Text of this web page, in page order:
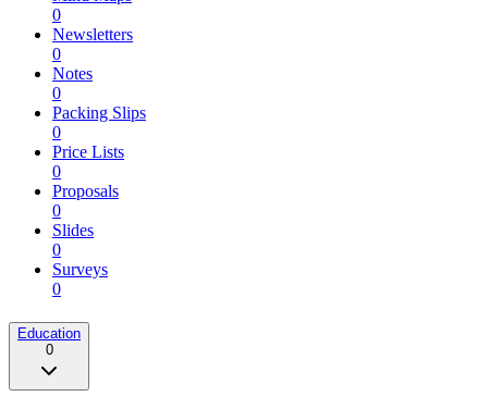
0
Newsletters
0
Notes
0
Packing Slips
0
Price Lists
0
Proposals
0
Slides
0
Surveys
0
Education
0